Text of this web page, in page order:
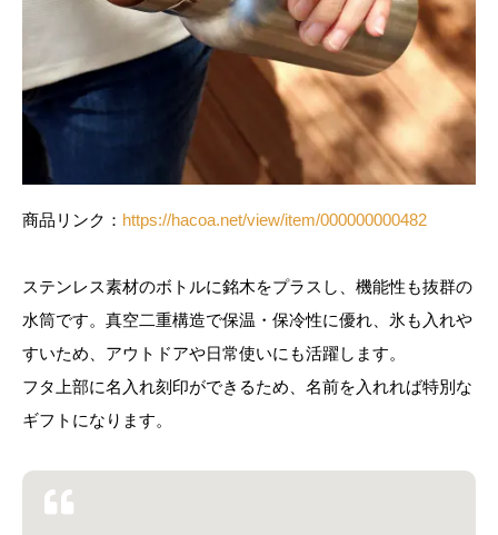
商品リンク： https://hacoa.net/view/item/000000000482
ステンレス素材のボトルに銘木をプラスし、機能性も抜群の
水筒です。真空二重構造で保温・保冷性に優れ、氷も入れや
すいため、アウトドアや日常使いにも活躍します。
フタ上部に名入れ刻印ができるため、名前を入れれば特別な
ギフトになります。